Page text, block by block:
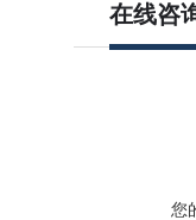
在线咨
您